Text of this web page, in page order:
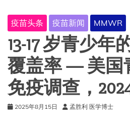
2024
年
所
增
加
疫苗头条 疫苗新闻 MMWR
13-17 岁青少年
覆盖率 — 美国
免疫调查，
2025年8月15日 孟胜利 医学博士